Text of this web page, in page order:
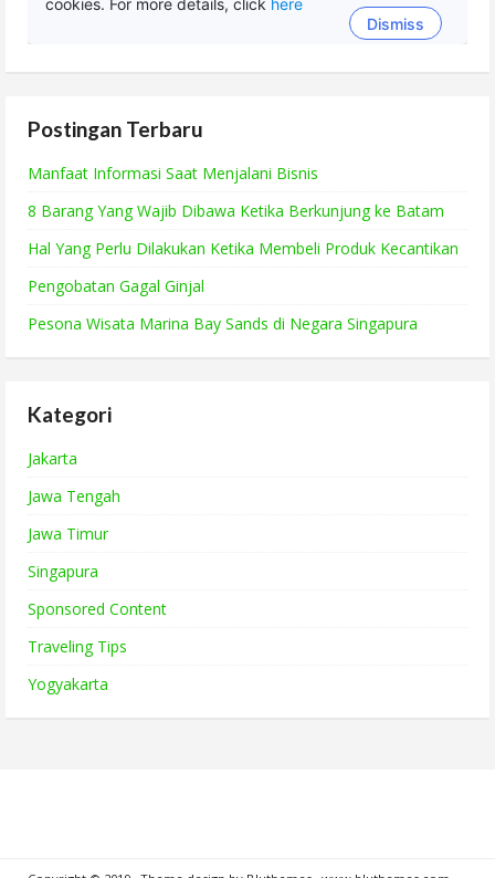
Postingan Terbaru
Manfaat Informasi Saat Menjalani Bisnis
8 Barang Yang Wajib Dibawa Ketika Berkunjung ke Batam
Hal Yang Perlu Dilakukan Ketika Membeli Produk Kecantikan
Pengobatan Gagal Ginjal
Pesona Wisata Marina Bay Sands di Negara Singapura
Kategori
Jakarta
Jawa Tengah
Jawa Timur
Singapura
Sponsored Content
Traveling Tips
Yogyakarta